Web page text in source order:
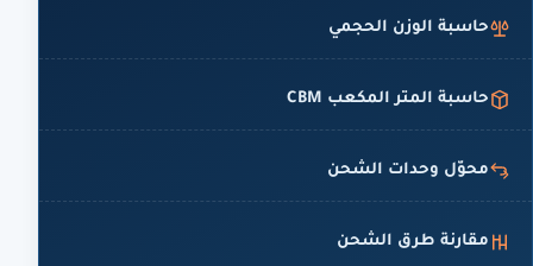
حاسبة الوزن الحجمي
حاسبة المتر المكعب CBM
محوّل وحدات الشحن
مقارنة طرق الشحن